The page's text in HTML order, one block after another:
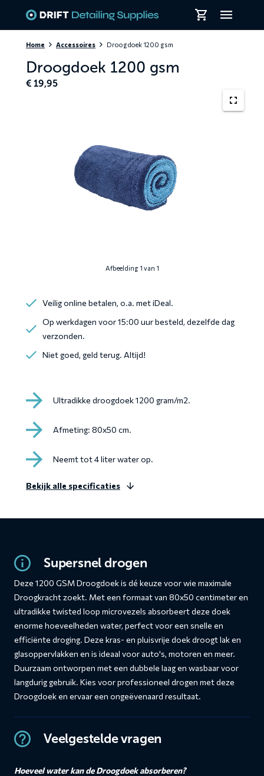
Home Accessoires Droogdoek 1200 gsm
Droogdoek 1200 gsm
€ 19,95
Afbeelding 1 van 1
Veilig online betalen, o.a. met iDeal.
Op werkdagen voor 15:00 uur besteld, dezelfde dag
verzonden.
Niet goed, geld terug. Altijd!
Ultradikke droogdoek 1200 gram/m2.
Afmeting: 80x50 cm.
Neemt tot 4 liter water op.
Bekijk alle specificaties
Supersnel drogen
Deze 1200 GSM Droogdoek is dé keuze voor wie maximale
Droogkracht zoekt. Met een formaat van 80x50 centimeter en
ultradikke twisted loop microvezels absorbeert deze doek
enorme hoeveelheden water, perfect voor een snelle en
efficiënte droging. Deze kras- en pluisvrije doek droogt lak en
glasoppervlakken en is ideaal voor auto's, motoren en meer.
Duurzaam ontworpen met een dubbele laag en wasbaar voor
langdurig gebruik. Kies voor professioneel drogen met deze
Droogdoek en ervaar een ongeëvenaard resultaat.
Veelgestelde vragen
Hoeveel water kan de Droogdoek absorberen?